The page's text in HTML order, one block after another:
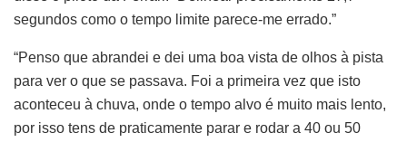
segundos como o tempo limite parece-me errado.”
“Penso que abrandei e dei uma boa vista de olhos à pista
para ver o que se passava. Foi a primeira vez que isto
aconteceu à chuva, onde o tempo alvo é muito mais lento,
por isso tens de praticamente parar e rodar a 40 ou 50